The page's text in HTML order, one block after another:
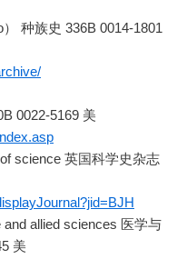
种族史 336B 0014-1801
0022-5169 美
science 英国科学史杂志
allied sciences 医学与
美